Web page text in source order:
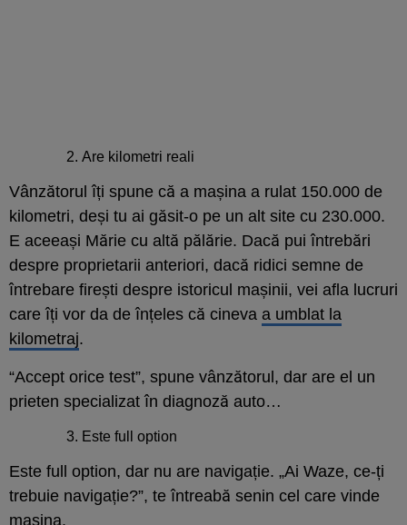
Are kilometri reali
Vânzătorul îți spune că a mașina a rulat 150.000 de
kilometri, deși tu ai găsit-o pe un alt site cu 230.000.
E aceeași Mărie cu altă pălărie. Dacă pui întrebări
despre proprietarii anteriori, dacă ridici semne de
întrebare firești despre istoricul mașinii, vei afla lucruri
care îți vor da de înțeles că cineva a umblat la
kilometraj.
“Accept orice test”, spune vânzătorul, dar are el un
prieten specializat în diagnoză auto…
Este full option
Este full option, dar nu are navigație. „Ai Waze, ce-ți
trebuie navigație?”, te întreabă senin cel care vinde
mașina.